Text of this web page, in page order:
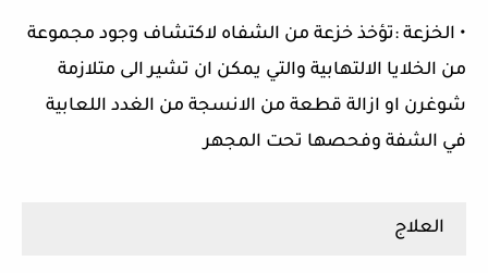
• الخزعة :تؤخذ خزعة من الشفاه لاكتشاف وجود مجموعة
من الخلايا الالتهابية والتي يمكن ان تشير الى متلازمة
شوغرن او ازالة قطعة من الانسجة من الغدد اللعابية
في الشفة وفحصها تحت المجهر
العلاج